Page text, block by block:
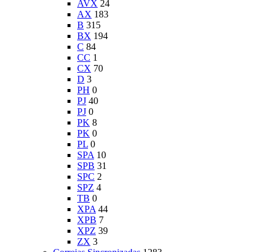
AVX 24
AX 183
B 315
BX 194
C 84
CC 1
CX 70
D 3
PH 0
PJ 40
PJ 0
PK 8
PK 0
PL 0
SPA 10
SPB 31
SPC 2
SPZ 4
TB 0
XPA 44
XPB 7
XPZ 39
ZX 3